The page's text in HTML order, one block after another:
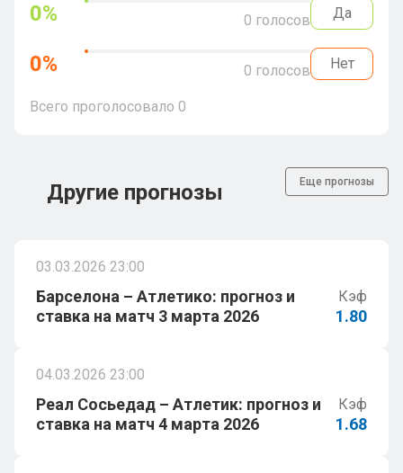
0% 0 голосов Да
0% 0 голосов Нет
Всего проголосовало 0
Другие прогнозы Еще прогнозы
03.03.2026 23:00
Барселона – Атлетико: прогноз и
ставка на матч 3 марта 2026
Кэф
1.80
04.03.2026 23:00
Реал Сосьедад – Атлетик: прогноз и
ставка на матч 4 марта 2026
Кэф
1.68